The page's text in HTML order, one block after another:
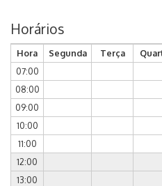
Horários
Hora Segunda Terça
07:00
08:00
09:00
10:00
11:00
12:00
13:00